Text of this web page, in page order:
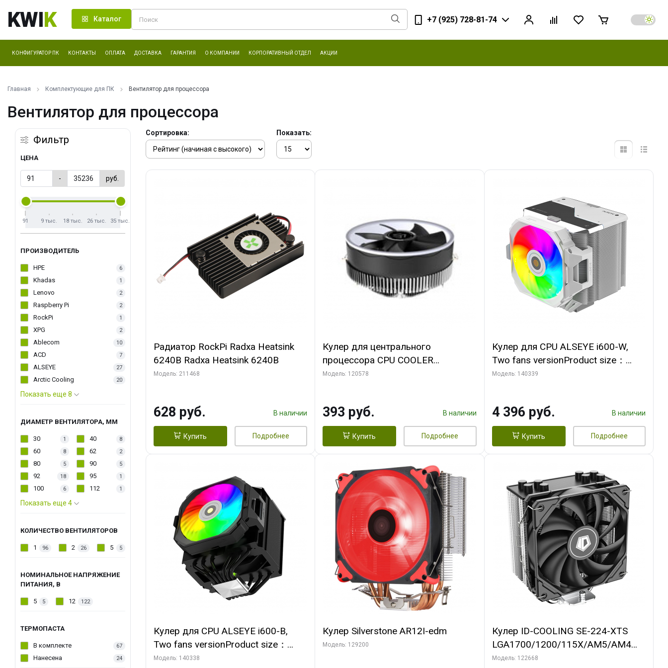
KWIK Каталог +7 (925) 728-81-74
КОНФИГУРАТОР ПК КОНТАКТЫ ОПЛАТА ДОСТАВКА ГАРАНТИЯ О КОМПАНИИ КОРПОРАТИВНЫЙ ОТДЕЛ АКЦИИ
Главная Комплектующие для ПК Вентилятор для процессора
Вентилятор для процессора
Фильтр
ЦЕНА
- руб.
91 9 тыс. 18 тыс. 26 тыс. 35 тыс.
ПРОИЗВОДИТЕЛЬ
HPE 6
Khadas 1
Lenovo 2
Raspberry Pi 2
RockPi 1
XPG 2
Ablecom 10
ACD 7
ALSEYE 27
Arctic Cooling 20
Показать еще 8
ДИАМЕТР ВЕНТИЛЯТОРА, ММ
30 1 40 8
60 8 62 2
80 5 90 5
92 18 95 1
100 6 112 1
Показать еще 4
КОЛИЧЕСТВО ВЕНТИЛЯТОРОВ
1 96 2 26 5 5
НОМИНАЛЬНОЕ НАПРЯЖЕНИЕ
ПИТАНИЯ, В
5 5 12 122
ТЕРМОПАСТА
В комплекте 67
Нанесена 24
Сортировка: Показать:
Радиатор RockPi Radxa Heatsink
6240B Radxa Heatsink 6240B
Модель: 211468
628 руб. В наличии
Купить Подробнее
Кулер для центрального
процессора CPU COOLER
109x109x68mm, 0.018-0.12A, 12V,
Модель: 120578
393 руб. В наличии
Купить Подробнее
Кулер для CPU ALSEYE i600-W,
Two fans versionProduct size：
144x121x159mmTDP：
LGA115X,1200,1700,1366,2011AM
D：AM4
Модель: 140339
4 396 руб. В наличии
Купить Подробнее
Кулер для CPU ALSEYE i600-B,
Two fans versionProduct size：
144x121x159mmTDP：
Модель: 140338
Кулер Silverstone AR12I-edm
Модель: 129200
Кулер ID-COOLING SE-224-XTS
LGA1700/1200/115X/AM5/AM4
(10шт/кор, TDP 220W, PWM, 4
Модель: 122668